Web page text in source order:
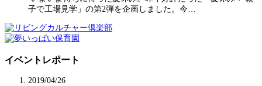
子で工場見学」の第2弾を企画しました。今…
イベントレポート
2019/04/26